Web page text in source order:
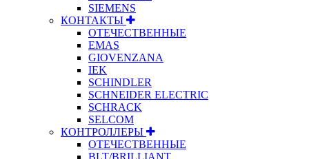
SIEMENS
КОНТАКТЫ
ОТЕЧЕСТВЕННЫЕ
EMAS
GIOVENZANA
IEK
SCHINDLER
SCHNEIDER ELECTRIC
SCHRACK
SELCOM
КОНТРОЛЛЕРЫ
ОТЕЧЕСТВЕННЫЕ
BLT/BRILLIANT